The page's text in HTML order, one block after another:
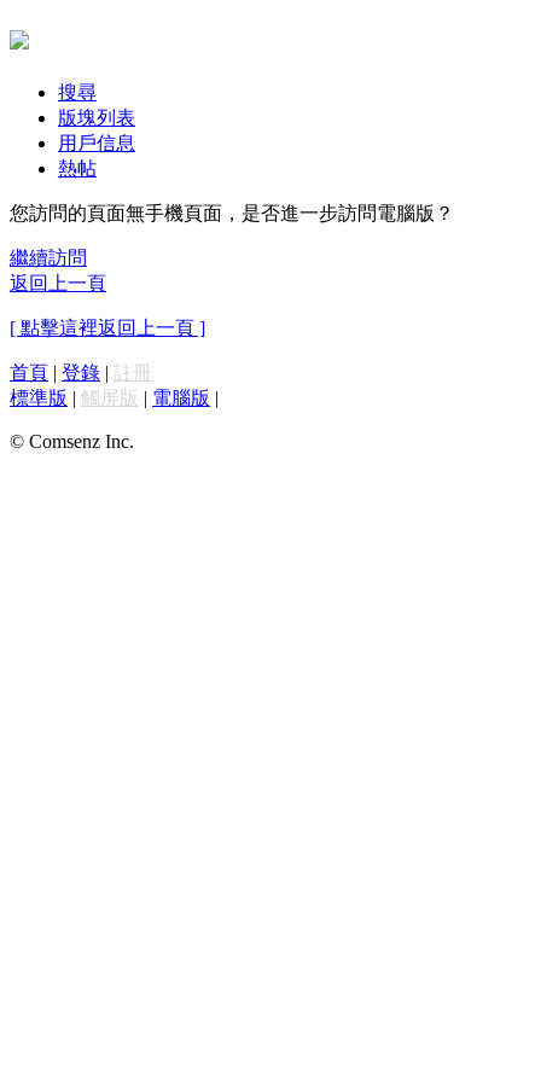
搜尋
版塊列表
用戶信息
熱帖
您訪問的頁面無手機頁面，是否進一步訪問電腦版？
繼續訪問
返回上一頁
[ 點擊這裡返回上一頁 ]
首頁 | 登錄 | 註冊
標準版 | 觸屏版 | 電腦版 |
© Comsenz Inc.